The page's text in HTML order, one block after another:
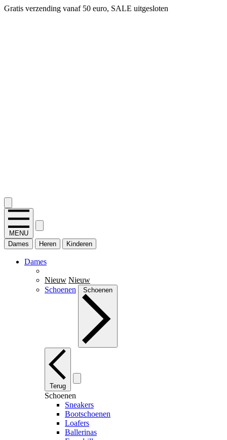
Gratis verzending vanaf 50 euro, SALE uitgesloten
MENU
Dames
Heren Kinderen
Dames
Nieuw Nieuw
Schoenen
Schoenen
Terug
Schoenen
Sneakers
Bootschoenen
Loafers
Ballerinas